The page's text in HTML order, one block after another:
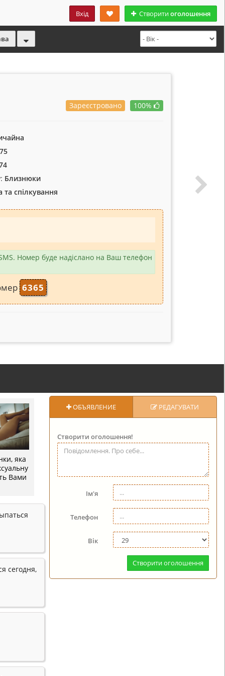
Створитиоголошення
Вхід
100%
Зареєстровано
Близнюки
спілкування
Номер буде надіслано на Ваш телефон
6365
яка
Вами
сегодня,
ОБЪЯВЛЕНИЕ РЕДАГУВАТИ
Створити оголошення!
Ім'я
Телефон
Вік
Створити оголошення